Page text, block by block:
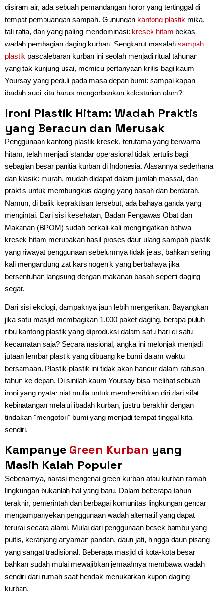
disiram air, ada sebuah pemandangan horor yang tertinggal di
tempat pembuangan sampah. Gunungan kantong plastik mika,
tali rafia, dan yang paling mendominasi: kresek hitam bekas
wadah pembagian daging kurban. Sengkarut masalah sampah
plastik pascalebaran kurban ini seolah menjadi ritual tahunan
yang tak kunjung usai, memicu pertanyaan kritis bagi kaum
Yoursay yang peduli pada masa depan bumi: sampai kapan
ibadah suci kita harus mengorbankan kelestarian alam?
Ironi Plastik Hitam: Wadah Praktis
yang Beracun dan Merusak
Penggunaan kantong plastik kresek, terutama yang berwarna
hitam, telah menjadi standar operasional tidak tertulis bagi
sebagian besar panitia kurban di Indonesia. Alasannya sederhana
dan klasik: murah, mudah didapat dalam jumlah massal, dan
praktis untuk membungkus daging yang basah dan berdarah.
Namun, di balik kepraktisan tersebut, ada bahaya ganda yang
mengintai. Dari sisi kesehatan, Badan Pengawas Obat dan
Makanan (BPOM) sudah berkali-kali mengingatkan bahwa
kresek hitam merupakan hasil proses daur ulang sampah plastik
yang riwayat penggunaan sebelumnya tidak jelas, bahkan sering
kali mengandung zat karsinogenik yang berbahaya jika
bersentuhan langsung dengan makanan basah seperti daging
segar.
Dari sisi ekologi, dampaknya jauh lebih mengerikan. Bayangkan
jika satu masjid membagikan 1.000 paket daging, berapa puluh
ribu kantong plastik yang diproduksi dalam satu hari di satu
kecamatan saja? Secara nasional, angka ini melonjak menjadi
jutaan lembar plastik yang dibuang ke bumi dalam waktu
bersamaan. Plastik-plastik ini tidak akan hancur dalam ratusan
tahun ke depan. Di sinilah kaum Yoursay bisa melihat sebuah
ironi yang nyata: niat mulia untuk membersihkan diri dari sifat
kebinatangan melalui ibadah kurban, justru berakhir dengan
tindakan "mengotori" bumi yang menjadi tempat tinggal kita
sendiri.
Kampanye Green Kurban yang
Masih Kalah Populer
Sebenarnya, narasi mengenai green kurban atau kurban ramah
lingkungan bukanlah hal yang baru. Dalam beberapa tahun
terakhir, pemerintah dan berbagai komunitas lingkungan gencar
mengampanyekan penggunaan wadah alternatif yang dapat
terurai secara alami. Mulai dari penggunaan besek bambu yang
puitis, keranjang anyaman pandan, daun jati, hingga daun pisang
yang sangat tradisional. Beberapa masjid di kota-kota besar
bahkan sudah mulai mewajibkan jemaahnya membawa wadah
sendiri dari rumah saat hendak menukarkan kupon daging
kurban.